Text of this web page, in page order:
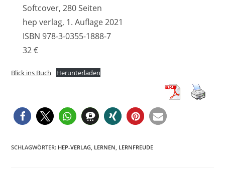
Softcover, 280 Seiten
hep verlag, 1. Auflage 2021
ISBN 978-3-0355-1888-7
32 €
Blick ins Buch Herunterladen
SCHLAGWÖRTER: HEP-VERLAG LERNEN LERNFREUDE